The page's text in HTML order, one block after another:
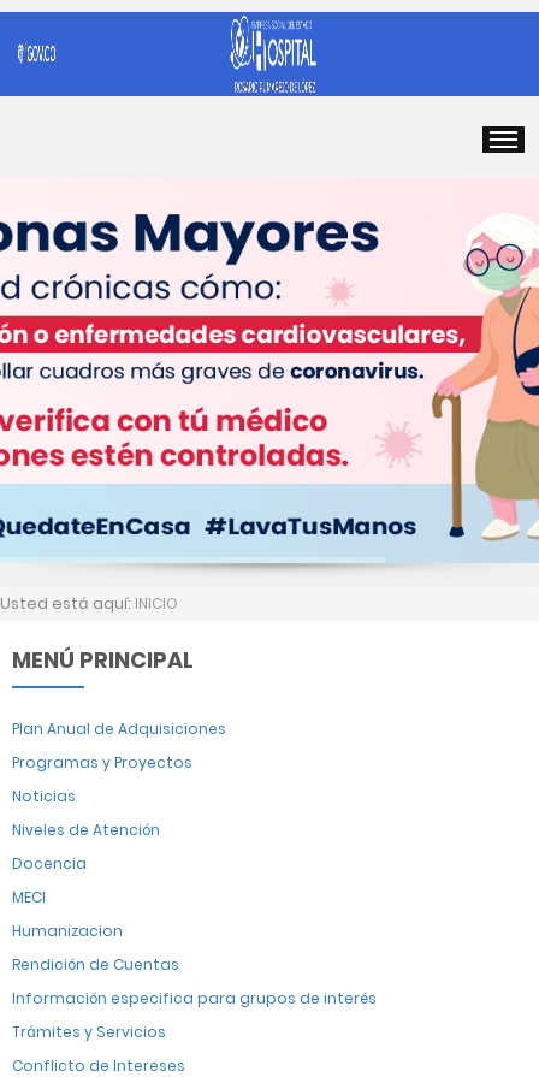
Usted está aquí: INICIO
MENÚ PRINCIPAL
Plan Anual de Adquisiciones
Programas y Proyectos
Noticias
Niveles de Atención
Docencia
MECI
Humanizacion
Rendición de Cuentas
Información especifica para grupos de interés
Trámites y Servicios
Conflicto de Intereses